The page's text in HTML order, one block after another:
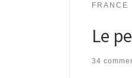
FRANCE
Le
34